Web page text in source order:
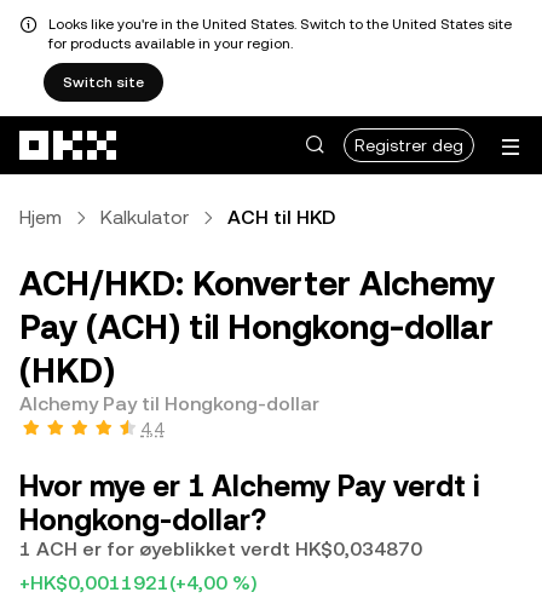
Looks like you're in the United States. Switch to the United States site
for products available in your region.
Switch site
Registrer deg
Hjem Kalkulator ACH til HKD
ACH/HKD: Konverter Alchemy
Pay (ACH) til Hongkong-dollar
(HKD)
Alchemy Pay til Hongkong-dollar
4,4
Hvor mye er 1 Alchemy Pay verdt i
Hongkong-dollar?
1 ACH er for øyeblikket verdt HK$0,034870
+HK$0,0011921(+4,00 %)